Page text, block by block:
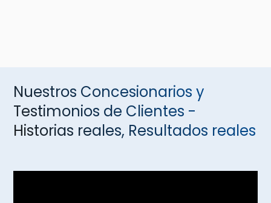
Nuestros Concesionarios y
Testimonios de Clientes -
Historias reales, Resultados reales